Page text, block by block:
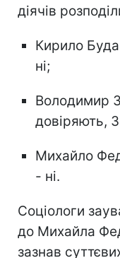
діячів
Кирило
ні;
Володимир
довіряють,
Михайло
- ні.
Соціологи
до Михайла
зазнав